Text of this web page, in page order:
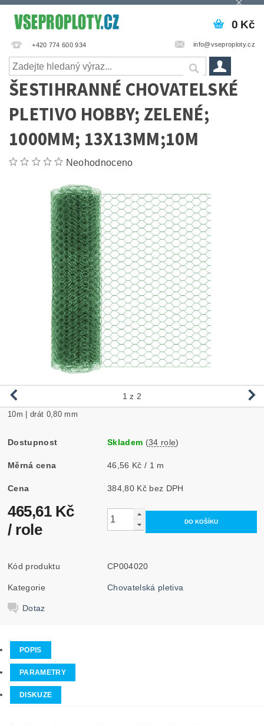
+420 774 600 934 info@vseproploty.cz
0 Kč
ŠESTIHRANNÉ CHOVATELSKÉ
PLETIVO HOBBY; ZELENÉ;
1000MM; 13X13MM;10M
Neohodnoceno
1 z 2
10m | drát 0,80 mm
Dostupnost Skladem (34 role)
Měrná cena 46,56 Kč / 1 m
Cena 384,80 Kč bez DPH
465,61 Kč
/ role
Kód produktu CP004020
Kategorie Chovatelská pletiva
Dotaz
POPIS
PARAMETRY
DISKUZE